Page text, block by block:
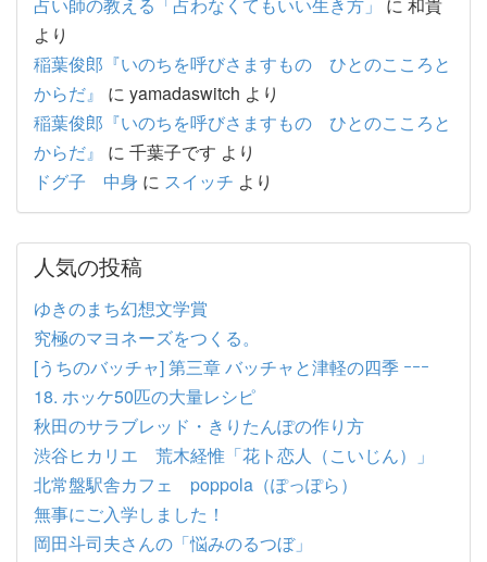
より
稲葉俊郎『いのちを呼びさますもの ひとのこころと
からだ』
に yamadaswitch より
稲葉俊郎『いのちを呼びさますもの ひとのこころと
からだ』
に 千葉子です より
ドグ子 中身 に スイッチ より
人気の投稿
ゆきのまち幻想文学賞
究極のマヨネーズをつくる。
[うちのバッチャ] 第三章 バッチャと津軽の四季 ｰｰｰ
18. ホッケ50匹の大量レシピ
秋田のサラブレッド・きりたんぽの作り方
渋谷ヒカリエ 荒木経惟「花ト恋人（こいじん）」
北常盤駅舎カフェ poppola（ぽっぽら）
無事にご入学しました！
岡田斗司夫さんの「悩みのるつぼ」